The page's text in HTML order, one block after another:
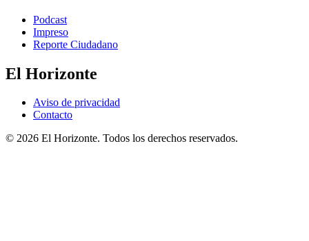
Podcast
Impreso
Reporte Ciudadano
El Horizonte
Aviso de privacidad
Contacto
© 2026 El Horizonte. Todos los derechos reservados.